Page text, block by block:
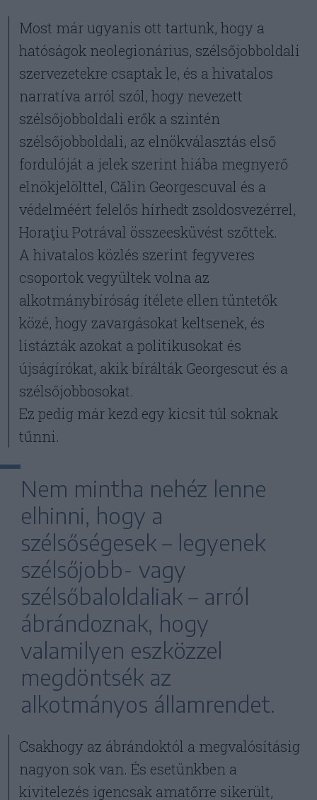
Most már ugyanis ott tartunk, hogy a
hatóságok neolegionárius, szélsőjobboldali
szervezetekre csaptak le, és a hivatalos
narratíva arról szól, hogy nevezett
szélsőjobboldali erők a szintén
szélsőjobboldali, az elnökválasztás első
fordulóját a jelek szerint hiába megnyerő
elnökjelölttel, Călin Georgescuval és a
védelméért felelős hírhedt zsoldosvezérrel,
Horaţiu Potrával összeesküvést szőttek.
A hivatalos közlés szerint fegyveres
csoportok vegyültek volna az
alkotmánybíróság ítélete ellen tüntetők
közé, hogy zavargásokat keltsenek, és
listázták azokat a politikusokat és
újságírókat, akik bírálták Georgescut és a
szélsőjobbosokat.
Ez pedig már kezd egy kicsit túl soknak
tűnni.
Nem mintha nehéz lenne
elhinni, hogy a
szélsőségesek – legyenek
szélsőjobb- vagy
szélsőbaloldaliak – arról
ábrándoznak, hogy
valamilyen eszközzel
megdöntsék az
alkotmányos államrendet.
Csakhogy az ábrándoktól a megvalósításig
nagyon sok van. És esetünkben a
kivitelezés igencsak amatőrre sikerült,